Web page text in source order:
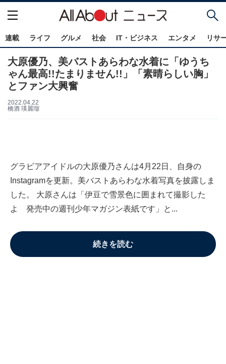
連載 ライフ グルメ 社会 IT・ビジネス エンタメ リサ
大原優乃、美バストあらわな水着に「ゆうち
ゃん最高!!たまりません!!」「素晴らしい胸」
とファン大興奮
2022.04.22
橋酒 瑛麗瑠
グラビアアイドルの大原優乃さんは4月22日、自身の
Instagramを更新。美バストあらわな水着写真を披露しま
した。 大原さんは「伊豆で雪景色に囲まれて撮影した
よ 発売中の週刊少年マガジン表紙です」と...
続きを読む